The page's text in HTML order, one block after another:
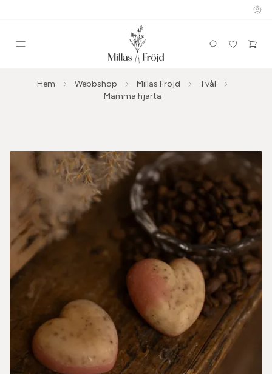
Hem Webbshop Millas Fröjd
Tvål
Mamma hjärta